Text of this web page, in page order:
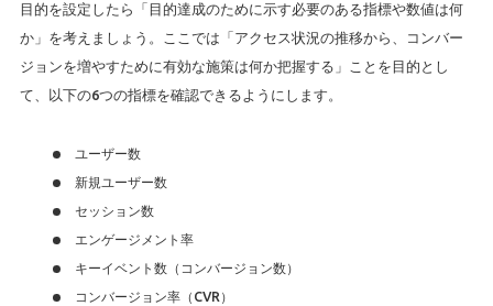
目的を設定したら「目的達成のために示す必要のある指標や数値は何
か」を考えましょう。ここでは「アクセス状況の推移から、コンバー
ジョンを増やすために有効な施策は何か把握する」ことを目的とし
て、以下の6つの指標を確認できるようにします。
ユーザー数
新規ユーザー数
セッション数
エンゲージメント率
キーイベント数（コンバージョン数）
コンバージョン率（CVR）